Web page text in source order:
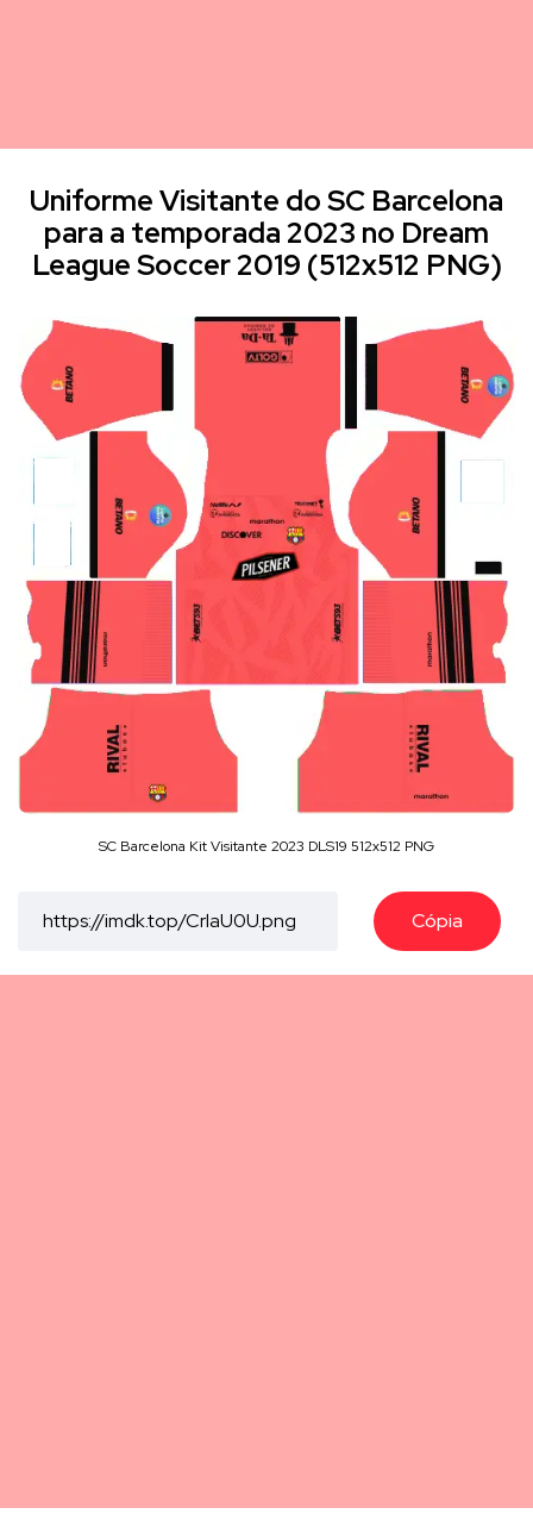
Uniforme Visitante do SC Barcelona
para a temporada 2023 no Dream
League Soccer 2019 (512x512 PNG)
SC Barcelona Kit Visitante 2023 DLS19 512x512 PNG
Cópia